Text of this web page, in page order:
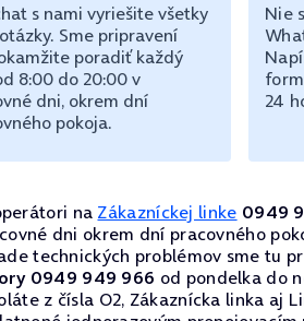
s nami vyriešite všetky
Sme pripravení
poradiť každý
8:00 do 20:00 v
dni, okrem dní
pokoja.
Nie
24
na Zákazníckej linke 0949
dni okrem dní pracovného
technických problémov sme tu
0949 949 966 od pondelka do
z čísla O2, Zákaznícka linka aj